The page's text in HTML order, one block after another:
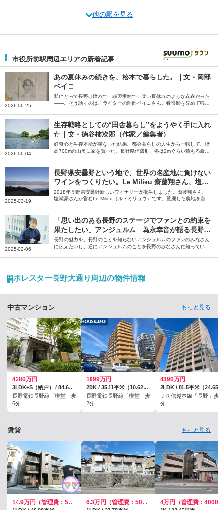
他の駅を見る
市役所前駅周辺エリアの新着記事
2026-06-25
あの夏休みの続きを、松本で暮らした。｜文・岡部
ベイコ
私にとって長野は憧れで、非現実的で、遠い夏休みのような存在だった
――。そう話すのは、ライターの岡部ベイコさん。看護師を辞めて移住
2026-06-04
生存戦略としての“田舎暮らし”をようやく手に入れ
た｜文・徳谷柿次郎（作家／編集者）
好奇心と生存本能が重なった結果、都会暮らしの人生から一転して、標
高700mの山奥に家を買った。長野県信濃町、冬は2mぐらい積もる豪雪
舎暮らしについて綴っていただきました。
2025-03-19
長野県安曇野という地で、世界の名産地に負けない
ワインをつくりたい。Le Milieu 齋藤翔さん、塩瀬
豪さん【ジモトグラフィー】
2018年長野県安曇野新しいワイナリーが誕生しました。斎藤翔さん、
塩瀬豪さんが営むLe Milieu（ル・ミリュウ）です。荒廃した農地を自分
理想の暮らしがかなう安曇野の魅力について、斎藤さん、塩瀬さんに伺
いました。
2025-02-06
「思い出のある長野のステージでファンとの約束を
果たしたい」アンジュルム 為永幸音が語る長野の
魅力
長野の魅力を、長野のことを知らないアンジュルムのファンのみなさん
に伝えたいし、逆にアンジュルムのことを長野のみなさんに知っていた
ポレスター長野大通り周辺の物件情報
中古マンション もっと見る
4280万円
3LDK+S（納戸） / 84.68平米（25.61坪）（壁芯）
長野電鉄長野線「権堂」歩
6分
1099万円
2DK / 35.11平米（10.62坪）（登記）
長野電鉄長野線「権堂」歩
2分
4390万円
ＪＲ信越本線「長野」
分
賃貸 もっと見る
14.9万円（管理費：5500円） 6.3万円（管理費：5000円）